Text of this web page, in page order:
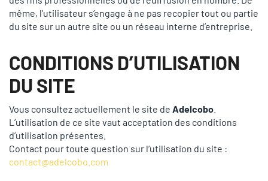
même, l’utilisateur s’engage à ne pas recopier tout ou partie
du site sur un autre site ou un réseau interne d’entreprise.
CONDITIONS D’UTILISATION
DU SITE
Vous consultez actuellement le site de Adelcobo
L’utilisation de ce site vaut acceptation des conditions
d’utilisation présentes.
Contact pour toute question sur l’utilisation du site :
contact@adelcobo.com